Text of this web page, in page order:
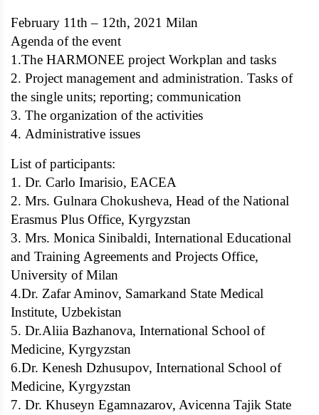
February 11th – 12th, 2021 Milan
Agenda of the event
1.The HARMONEE project Workplan and tasks
2. Project management and administration. Tasks of
the single units; reporting; communication
3. The organization of the activities
4. Administrative issues
List of participants:
1. Dr. Carlo Imarisio, EACEA
2. Mrs. Gulnara Chokusheva, Head of the National
Erasmus Plus Office, Kyrgyzstan
3. Mrs. Monica Sinibaldi, International Educational
and Training Agreements and Projects Office,
University of Milan
4.Dr. Zafar Aminov, Samarkand State Medical
Institute, Uzbekistan
5. Dr.Aliia Bazhanova, International School of
Medicine, Kyrgyzstan
6.Dr. Kenesh Dzhusupov, International School of
Medicine, Kyrgyzstan
7. Dr. Khuseyn Egamnazarov, Avicenna Tajik State